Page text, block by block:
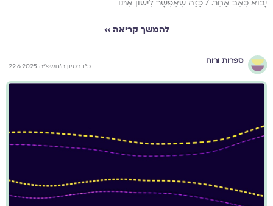
יָבוֹא כְּאֵב אַחֵר. / כָּזֶה שֶׁאֶפְשָׁר לִישׁוֹן אִתּוֹ
להמשך קריאה ››
ספרות ורוח
כ״ו בסיון ה׳תשפ״ה 22.6.2025